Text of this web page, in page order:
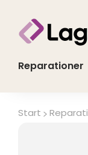
innehåll
Reparationer
Start